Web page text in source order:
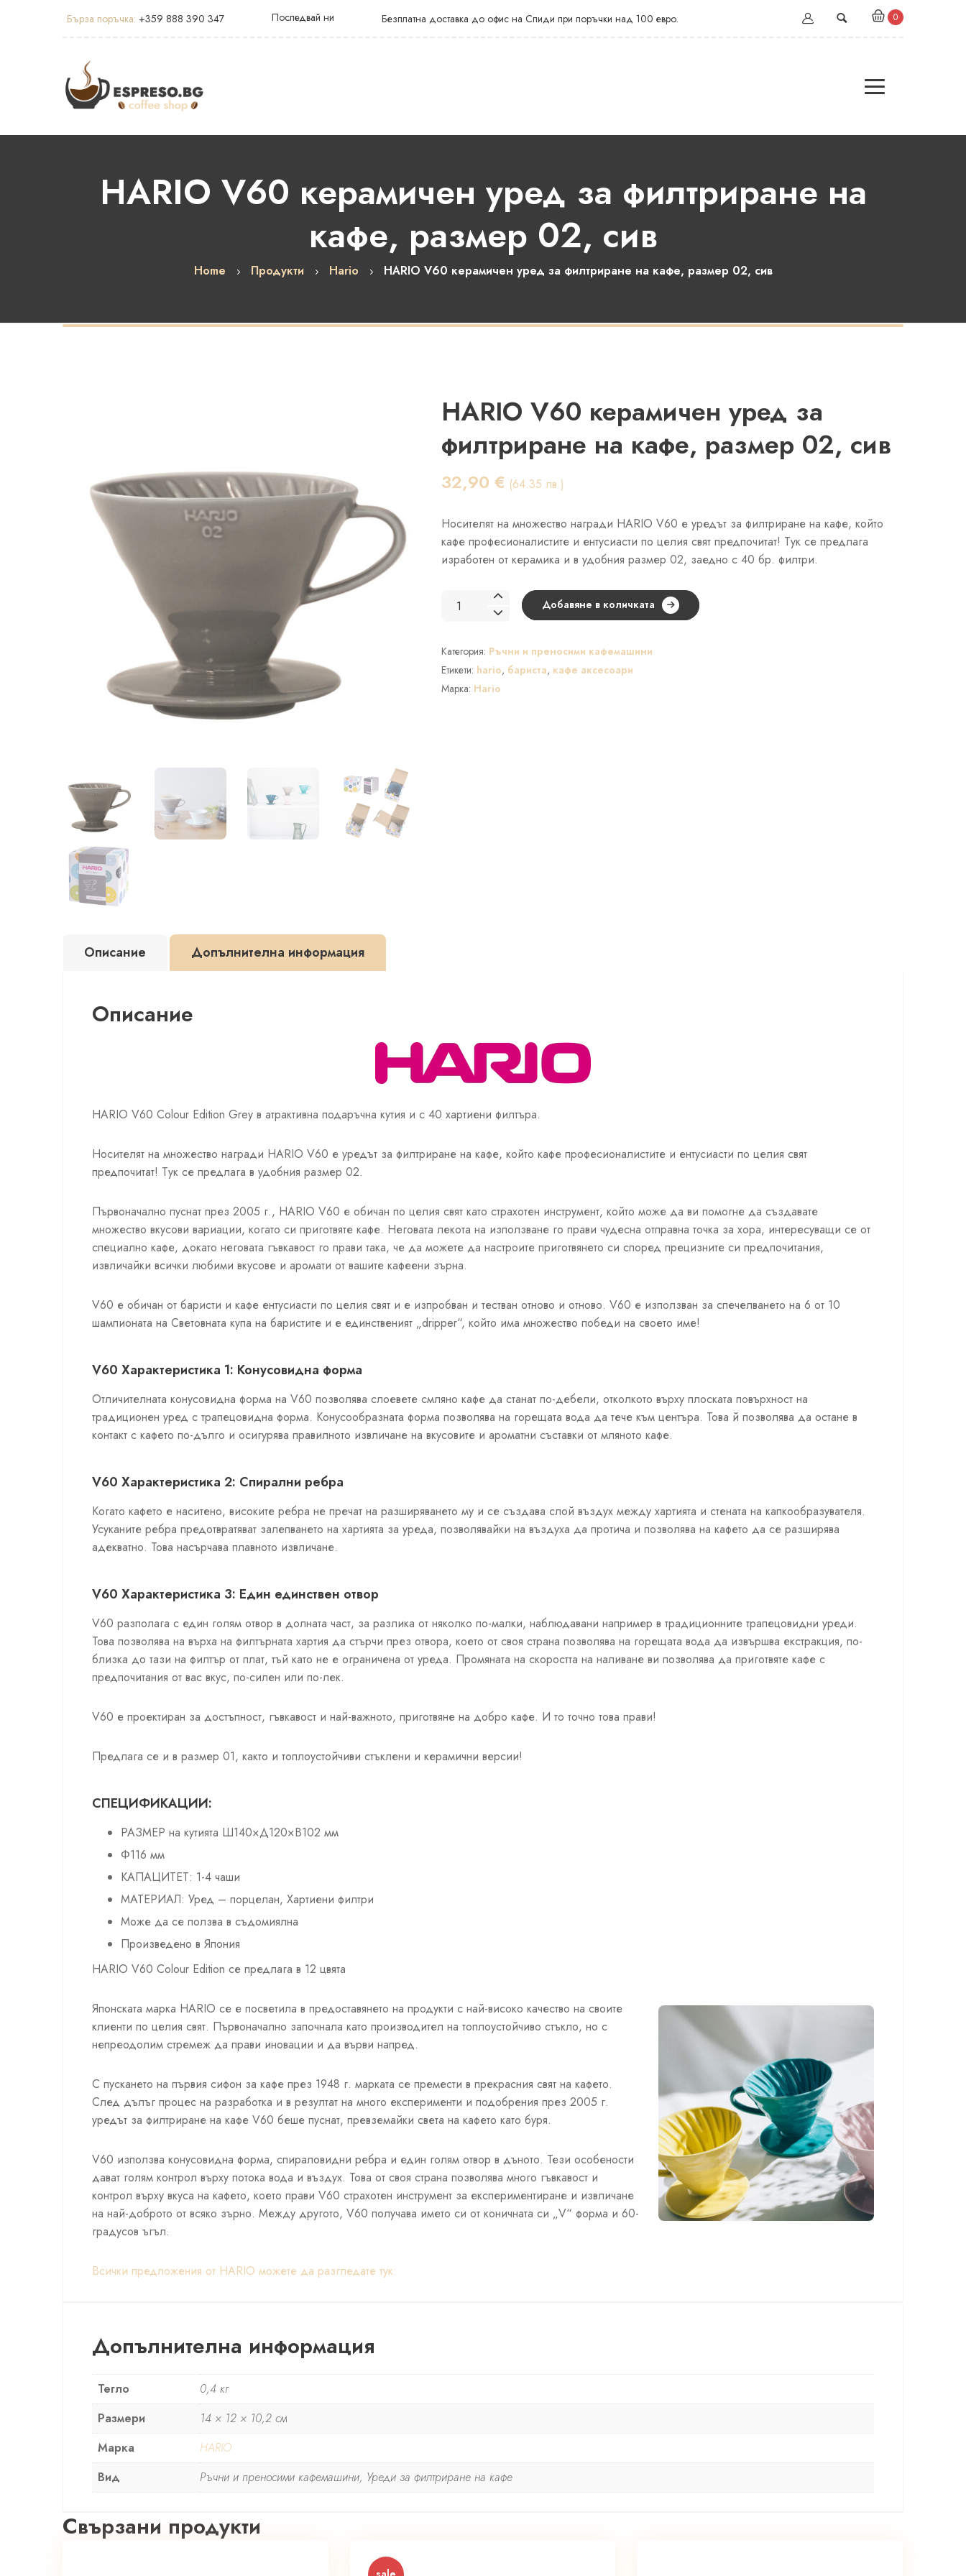
Бърза поръчка: +359 888 390 347 Последвай ни Безплатна доставка до офис на Спиди при поръчки над 100 евро. 0
HARIO V60 керамичен уред за филтриране на
кафе, размер 02, сив
Home Продукти Hario HARIO V60 керамичен уред за филтриране на кафе, размер 02, сив
HARIO V60 керамичен уред за
филтриране на кафе, размер 02, сив
32,90 € (64.35 лв.)
Носителят на множество награди HARIO V60 е уредът за филтриране на кафе, който
кафе професионалистите и ентусиасти по целия свят предпочитат! Тук се предлага
изработен от керамика и в удобния размер 02, заедно с 40 бр. филтри.
количество
V60
керамичен
уред
Добавяне в количката
Категория: Ръчни и преносими кафемашини
Етикети: hario, бариста, кафе аксесоари
Марка: Hario
Описание Допълнителна информация
Описание
HARIO V60 Colour Edition Grey в атрактивна подаръчна кутия и с 40 хартиени филтъра.
Носителят на множество награди HARIO V60 е уредът за филтриране на кафе, който кафе професионалистите и ентусиасти по целия свят
предпочитат! Тук се предлага в удобния размер 02.
Първоначално пуснат през 2005 г., HARIO V60 е обичан по целия свят като страхотен инструмент, който може да ви помогне да създавате
множество вкусови вариации, когато си приготвяте кафе. Неговата лекота на използване го прави чудесна отправна точка за хора, интересуващи се от
специално кафе, докато неговата гъвкавост го прави така, че да можете да настроите приготвянето си според прецизните си предпочитания,
извличайки всички любими вкусове и аромати от вашите кафеени зърна.
V60 е обичан от баристи и кафе ентусиасти по целия свят и е изпробван и тестван отново и отново. V60 е използван за спечелването на 6 от 10
шампионата на Световната купа на баристите и е единственият „dripper“, който има множество победи на своето име!
V60 Характеристика 1: Конусовидна форма
Отличителната конусовидна форма на V60 позволява слоевете смляно кафе да станат по-дебели, отколкото върху плоската повърхност на
традиционен уред с трапецовидна форма. Конусообразната форма позволява на горещата вода да тече към центъра. Това й позволява да остане в
контакт с кафето по-дълго и осигурява правилното извличане на вкусовите и ароматни съставки от мляното кафе.
V60 Характеристика 2: Спирални ребра
Когато кафето е наситено, високите ребра не пречат на разширяването му и се създава слой въздух между хартията и стената на капкообразувателя.
Усуканите ребра предотвратяват залепването на хартията за уреда, позволявайки на въздуха да протича и позволява на кафето да се разширява
адекватно. Това насърчава плавното извличане.
V60 Характеристика 3: Един единствен отвор
V60 разполага с един голям отвор в долната част, за разлика от няколко по-малки, наблюдавани например в традиционните трапецовидни уреди.
Това позволява на върха на филтърната хартия да стърчи през отвора, което от своя страна позволява на горещата вода да извършва екстракция, по-
близка до тази на филтър от плат, тъй като не е ограничена от уреда. Промяната на скоростта на наливане ви позволява да приготвяте кафе с
предпочитания от вас вкус, по-силен или по-лек.
V60 е проектиран за достъпност, гъвкавост и най-важното, приготвяне на добро кафе. И то точно това прави!
Предлага се и в размер 01, както и топлоустойчиви стъклени и керамични версии!
СПЕЦИФИКАЦИИ:
РАЗМЕР на кутията Ш140×Д120×В102 мм
Φ116 мм
КАПАЦИТЕТ: 1-4 чаши
МАТЕРИАЛ: Уред – порцелан, Хартиени филтри
Може да се ползва в съдомиялна
Произведено в Япония
HARIO V60 Colour Edition се предлага в 12 цвята
Японската марка HARIO се е посветила в предоставянето на продукти с най-високо качество на своите
клиенти по целия свят. Първоначално започнала като производител на топлоустойчиво стъкло, но с
непреодолим стремеж да прави иновации и да върви напред.
С пускането на първия сифон за кафе през 1948 г. марката се премести в прекрасния свят на кафето.
След дълъг процес на разработка и в резултат на много експерименти и подобрения през 2005 г.
уредът за филтриране на кафе V60 беше пуснат, превземайки света на кафето като буря.
V60 използва конусовидна форма, спираловидни ребра и един голям отвор в дъното. Тези особености
дават голям контрол върху потока вода и въздух. Това от своя страна позволява много гъвкавост и
контрол върху вкуса на кафето, което прави V60 страхотен инструмент за експериментиране и извличане
на най-доброто от всяко зърно. Между другото, V60 получава името си от коничната си „V“ форма и 60-
градусов ъгъл.
Всички предложения от HARIO можете да разгледате тук:
Допълнителна информация
Тегло
0,4 кг
Размери
14 × 12 × 10,2 см
Марка
HARIO
Вид
Ръчни и преносими кафемашини, Уреди за филтриране на кафе
Свързани продукти